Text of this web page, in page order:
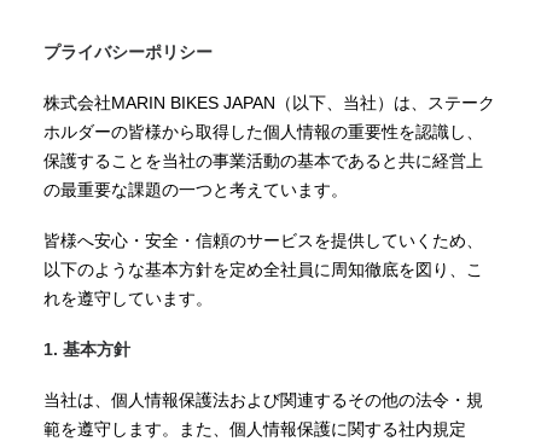
プライバシーポリシー
株式会社MARIN BIKES JAPAN（以下、当社）は、ステーク
ホルダーの皆様から取得した個人情報の重要性を認識し、
保護することを当社の事業活動の基本であると共に経営上
の最重要な課題の一つと考えています。
皆様へ安心・安全・信頼のサービスを提供していくため、
以下のような基本方針を定め全社員に周知徹底を図り、こ
れを遵守しています。
1. 基本方針
当社は、個人情報保護法および関連するその他の法令・規
範を遵守します。また、個人情報保護に関する社内規定